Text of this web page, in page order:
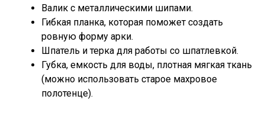
Валик с металлическими шипами.
Гибкая планка, которая поможет создать
ровную форму арки.
Шпатель и терка для работы со шпатлевкой.
Губка, емкость для воды, плотная мягкая ткань
(можно использовать старое махровое
полотенце).